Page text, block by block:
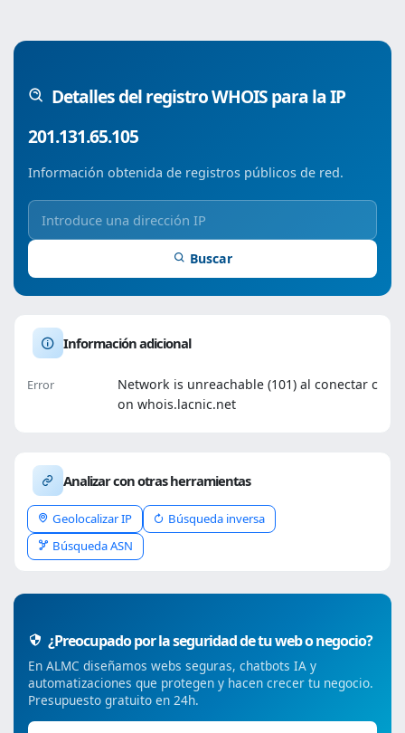
Detalles del registro WHOIS para la IP
201.131.65.105
Información obtenida de registros públicos de red.
Buscar
Información adicional
Error
Network is unreachable (101) al conectar c
on whois.lacnic.net
Analizar con otras herramientas
Geolocalizar IP
Búsqueda inversa
Búsqueda ASN
¿Preocupado por la seguridad de tu web o negocio?
En ALMC diseñamos webs seguras, chatbots IA y
automatizaciones que protegen y hacen crecer tu negocio.
Presupuesto gratuito en 24h.